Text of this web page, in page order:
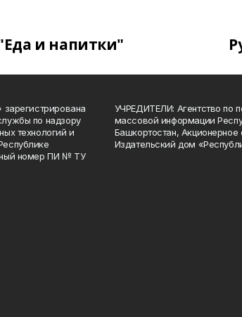
и напитки"
зарегистрирована
по надзору
технологий и
номер ПИ № ТУ
УЧРЕДИТЕЛИ: Агентство по
массовой информации
Башкортостан, Акционерное
Издательский дом